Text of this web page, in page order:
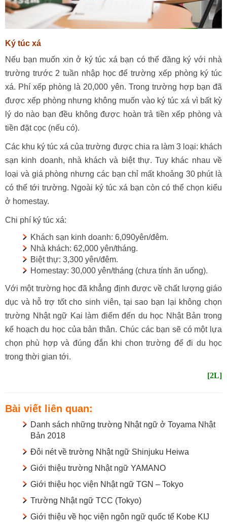
Ký túc xá
Nếu bạn muốn xin ở ký túc xá bạn có thể đăng ký với nhà
trường trước 2 tuần nhập học để trường xếp phòng ký túc
xá. Phí xếp phòng là 20,000 yên. Trong trường hợp bạn đã
được xếp phòng nhưng không muốn vào ký túc xá vì bất kỳ
lý do nào bạn đều không được hoàn trả tiền xếp phòng và
tiền đặt cọc (nếu có).
Các khu ký túc xá của trường được chia ra làm 3 loại: khách
sạn kinh doanh, nhà khách và biệt thự. Tuy khác nhau về
loại và giá phòng nhưng các bạn chỉ mất khoảng 30 phút là
có thể tới trường. Ngoài ký túc xá bạn còn có thể chọn kiểu
ở homestay.
Chi phí ký túc xá:
Khách sạn kinh doanh: 6,090yên/đêm.
Nhà khách: 62,000 yên/tháng.
Biệt thự: 3,300 yên/đêm.
Homestay: 30,000 yên/tháng (chưa tính ăn uống).
Với một trường học đã khẳng định được về chất lượng giáo
dục và hỗ trợ tốt cho sinh viên, tại sao bạn lại không chọn
trường Nhật ngữ Kai làm điểm đến du học Nhật Bản trong
kế hoạch du học của bản thân. Chúc các bạn sẽ có một lựa
chọn phù hợp và đúng đắn khi chon trường để đi du học
trong thời gian tới.
[2L]
Bài viết liên quan:
Danh sách những trường Nhật ngữ ở Toyama Nhật
Bản 2018
Đôi nét về trường Nhật ngữ Shinjuku Heiwa
Giới thiệu trường Nhật ngữ YAMANO
Giới thiệu học viện Nhật ngữ TGN – Tokyo
Trường Nhật ngữ TCC (Tokyo)
Giới thiệu về học viện ngôn ngữ quốc tế Kobe KIJ